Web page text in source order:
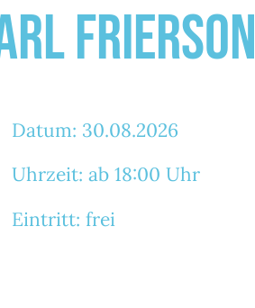
Datum: 30.08.2026
Uhrzeit: ab 18:00 Uhr
Eintritt: frei